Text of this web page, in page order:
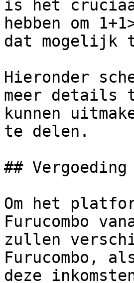
is het
hebben om
dat mogelijk
Hieronder
meer details
kunnen
te delen.
##
Om het
Furucombo
zullen
Furucombo,
deze